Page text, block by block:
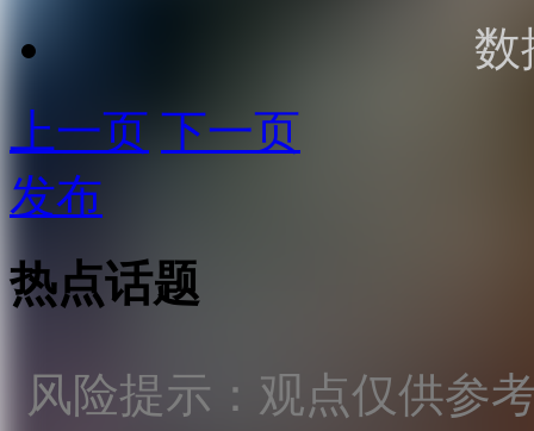
数
上一页 下一页
发布
热点话题
风险提示：观点仅供参